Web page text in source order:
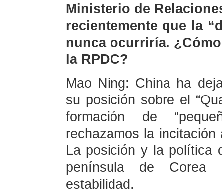
Ministerio de
recientemente que la
nunca ocurriría.
la RPDC?
Mao Ning: China ha
su posición sobre el
formación de
rechazamos la
La posición y la política
península de Corea
estabilidad.